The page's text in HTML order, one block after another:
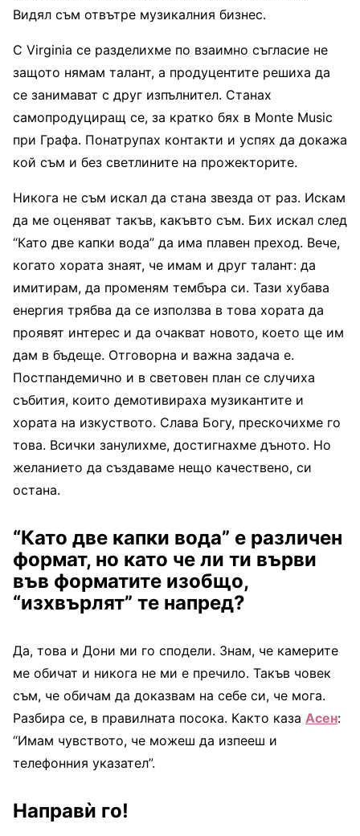
Видял съм отвътре музикалния бизнес.
С Virginia се разделихме по взаимно съгласие не
защото нямам талант, а продуцентите решиха да
се занимават с друг изпълнител. Станах
самопродуциращ се, за кратко бях в Monte Music
при Графа. Понатрупах контакти и успях да докажа
кой съм и без светлините на прожекторите.
Никога не съм искал да стана звезда от раз. Искам
да ме оценяват такъв, какъвто съм. Бих искал след
“Като две капки вода” да има плавен преход. Вече,
когато хората знаят, че имам и друг талант: да
имитирам, да променям тембъра си. Тази хубава
енергия трябва да се използва в това хората да
проявят интерес и да очакват новото, което ще им
дам в бъдеще. Отговорна и важна задача е.
Постпандемично и в световен план се случиха
събития, които демотивираха музикантите и
хората на изкуството. Слава Богу, прескочихме го
това. Всички занулихме, достигнахме дъното. Но
желанието да създаваме нещо качествено, си
остана.
“Като две капки вода” е различен
формат, но като че ли ти върви
във форматите изобщо,
“изхвърлят” те напред?
Да, това и Дони ми го сподели. Знам, че камерите
ме обичат и никога не ми е пречило. Такъв човек
съм, че обичам да доказвам на себе си, че мога.
Разбира се, в правилната посока. Както каза Асен:
“Имам чувството, че можеш да изпееш и
телефонния указател”.
Направѝ го!